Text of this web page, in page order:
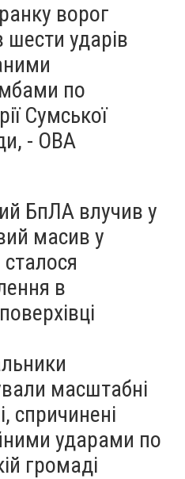
ворог
шести ударів
по
Сумської
- ОВА
БпЛА влучив у
масив у
в
масштабні
спричинені
ударами по
громаді